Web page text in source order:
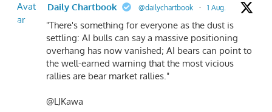
Avat
ar
Daily Chartbook @dailychartbook · 1 Aug.
"There's something for everyone as the dust is
settling: AI bulls can say a massive positioning
overhang has now vanished; AI bears can point to
the well-earned warning that the most vicious
rallies are bear market rallies."
@LJKawa